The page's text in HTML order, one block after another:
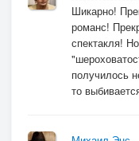
Но вопреки
Я думаю, они
И глубина
Шикарно!
романс!
спектакля!
получилось
то